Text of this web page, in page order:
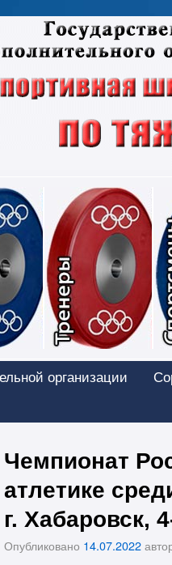
Соревнования
организации
Чемпионат
атлетике
г. Хабаровск,
Опубликовано 14.07.2022